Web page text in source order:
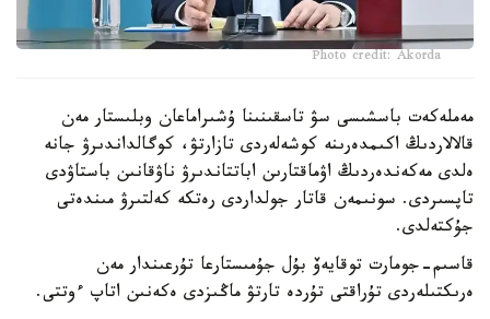
Photo credit: Akorda
مەملەكەت باسشىسى سۋ تاسقىنىنا ۇشىراماعان وبلىستار مەن
قالالاردىڭ اكىمدەرىنە كوشەلەردى تازارتۋ، كوگالداندىرۋ جانە
ەلدى مەكەندەردىڭ اۋماقتارىن اباتتاندىرۋ ناۋقانىن باستاۋدى
تاپسىردى. سونىمەن قاتار جولداردى رەتكە كەلتىرۋ مىندەتى
جۇكتەلدى.
قاسىم-جومارت توقايەۆ بۇل جۇمىستارعا تۇرعىندار مەن
ەرىكتىلەردى تۇراقتى تۇردە تارتۋ ماڭىزدى ەكەنىن اتاپ ءوتتى.